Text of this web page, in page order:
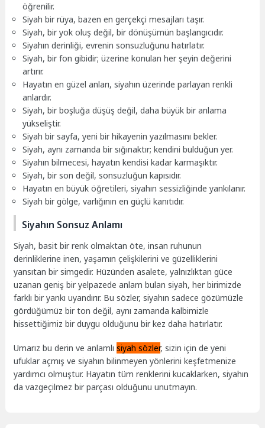
öğrenilir.
Siyah bir rüya, bazen en gerçekçi mesajları taşır.
Siyah, bir yok oluş değil, bir dönüşümün başlangıcıdır.
Siyahın derinliği, evrenin sonsuzluğunu hatırlatır.
Siyah, bir fon gibidir; üzerine konulan her şeyin değerini
artırır.
Hayatın en güzel anları, siyahın üzerinde parlayan renkli
anlardır.
Siyah, bir boşluğa düşüş değil, daha büyük bir anlama
yükseliştir.
Siyah bir sayfa, yeni bir hikayenin yazılmasını bekler.
Siyah, aynı zamanda bir sığınaktır; kendini bulduğun yer.
Siyahın bilmecesi, hayatın kendisi kadar karmaşıktır.
Siyah, bir son değil, sonsuzluğun kapısıdır.
Hayatın en büyük öğretileri, siyahın sessizliğinde yankılanır.
Siyah bir gölge, varlığının en güçlü kanıtıdır.
Siyahın Sonsuz Anlamı
Siyah, basit bir renk olmaktan öte, insan ruhunun
derinliklerine inen, yaşamın çelişkilerini ve güzelliklerini
yansıtan bir simgedir. Hüzünden asalete, yalnızlıktan güce
uzanan geniş bir yelpazede anlam bulan siyah, her birimizde
farklı bir yankı uyandırır. Bu sözler, siyahın sadece gözümüzle
gördüğümüz bir ton değil, aynı zamanda kalbimizle
hissettiğimiz bir duygu olduğunu bir kez daha hatırlatır.
Umarız bu derin ve anlamlısiyah sözler, sizin için de yeni
ufuklar açmış ve siyahın bilinmeyen yönlerini keşfetmenize
yardımcı olmuştur. Hayatın tüm renklerini kucaklarken, siyahın
da vazgeçilmez bir parçası olduğunu unutmayın.